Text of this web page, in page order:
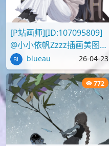
[P站画师][ID:107095809]
@小小依帆Zzzz插画美图作
品推荐blueau 26-04-23
772